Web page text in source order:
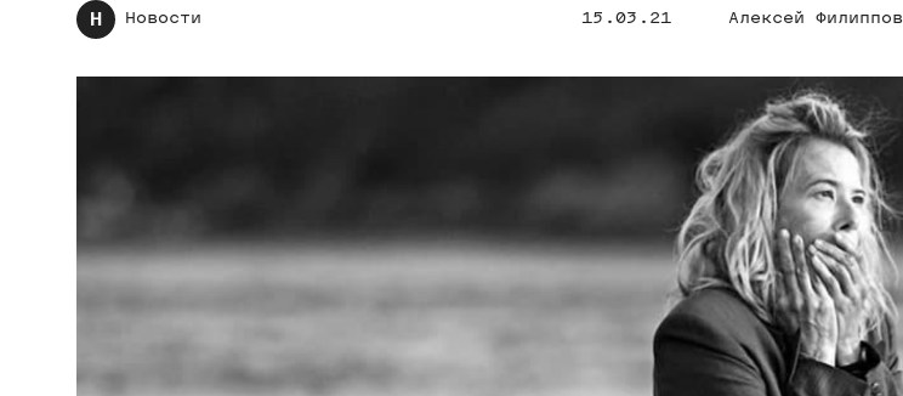
Н Новости 15.03.21 Алексей Филиппов